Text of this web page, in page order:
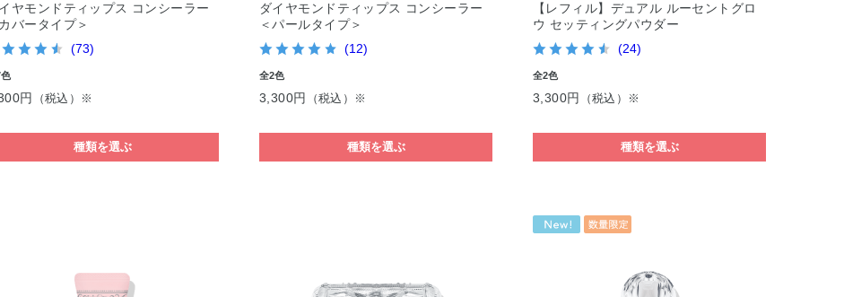
ヤモンドティップス コンシーラー
バータイプ＞
(73)
円 （税込）※
種類を選ぶ
ダイヤモンドティップス コンシーラー
＜パールタイプ＞
(12)
全2色
3,300円 （税込）※
種類を選ぶ
【レフィル】デュアル ルーセントグロ
ウ セッティングパウダー
(24)
全2色
3,300円 （税込）※
種類を選ぶ